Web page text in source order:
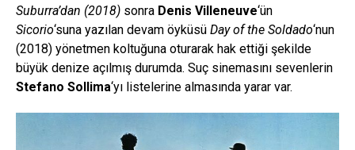
Suburra’dan (2018) sonra Denis Villeneuve‘ün
Sicorio‘suna yazılan devam öyküsü Day of the Soldado‘nun
(2018) yönetmen koltuğuna oturarak hak ettiği şekilde
büyük denize açılmış durumda. Suç sinemasını sevenlerin
Stefano Sollima‘yı listelerine almasında yarar var.